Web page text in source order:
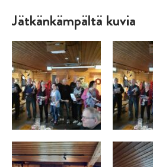
Jätkänkämpältä kuvia